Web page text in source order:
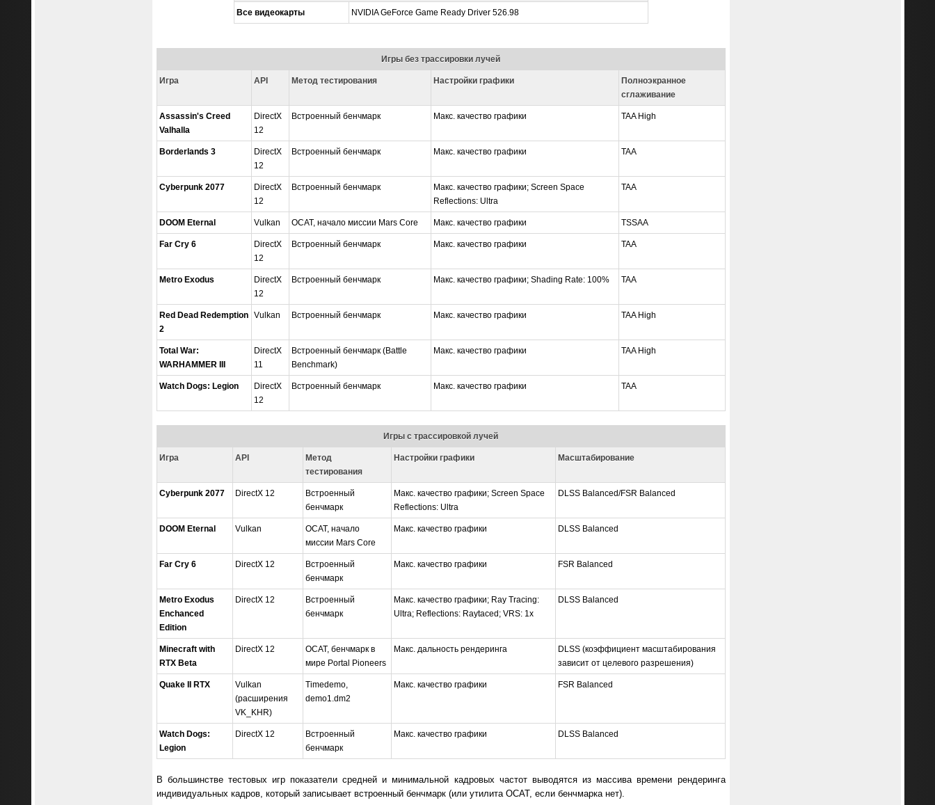
Все видеокарты NVIDIA GeForce Game Ready Driver 526.98
Игры без трассировки лучей
Игра API Метод тестирования Настройки графики
Полноэкранное
сглаживание
Assassin's Creed
Valhalla
DirectX
12
Встроенный бенчмарк Макс. качество графики TAA High
Borderlands 3
DirectX
12
Встроенный бенчмарк Макс. качество графики TAA
Cyberpunk 2077
DirectX
12
Встроенный бенчмарк
Макс. качество графики; Screen Space
Reflections: Ultra
TAA
DOOM Eternal Vulkan OCAT, начало миссии Mars Core Макс. качество графики TSSAA
Far Cry 6
DirectX
12
Встроенный бенчмарк Макс. качество графики TAA
Metro Exodus
DirectX
12
Встроенный бенчмарк Макс. качество графики; Shading Rate: 100% TAA
Red Dead Redemption
2
Vulkan Встроенный бенчмарк Макс. качество графики TAA High
Total War:
WARHAMMER III
DirectX
11
Встроенный бенчмарк (Battle
Benchmark)
Макс. качество графики TAA High
Watch Dogs: Legion
DirectX
12
Встроенный бенчмарк Макс. качество графики TAA
Игры с трассировкой лучей
Игра API
Метод
тестирования
Настройки графики Масштабирование
Cyberpunk 2077 DirectX 12
Встроенный
бенчмарк
Макс. качество графики; Screen Space
Reflections: Ultra
DLSS Balanced/FSR Balanced
DOOM Eternal Vulkan
OCAT, начало
миссии Mars Core
Макс. качество графики DLSS Balanced
Far Cry 6 DirectX 12
Встроенный
бенчмарк
Макс. качество графики FSR Balanced
Metro Exodus
Enchanced
Edition
DirectX 12
Встроенный
бенчмарк
Макс. качество графики; Ray Tracing:
Ultra; Reflections: Raytaced; VRS: 1x
DLSS Balanced
Minecraft with
RTX Beta
DirectX 12
OCAT, бенчмарк в
мире Portal Pioneers
Макс. дальность рендеринга
DLSS (коэффициент масштабирования
зависит от целевого разрешения)
Quake II RTX
Vulkan
(расширения
VK_KHR)
Timedemo,
demo1.dm2
Макс. качество графики FSR Balanced
Watch Dogs:
Legion
DirectX 12
Встроенный
бенчмарк
Макс. качество графики DLSS Balanced
В большинстве тестовых игр показатели средней и минимальной кадровых частот выводятся из массива времени рендеринга
индивидуальных кадров, который записывает встроенный бенчмарк (или утилита OCAT, если бенчмарка нет).